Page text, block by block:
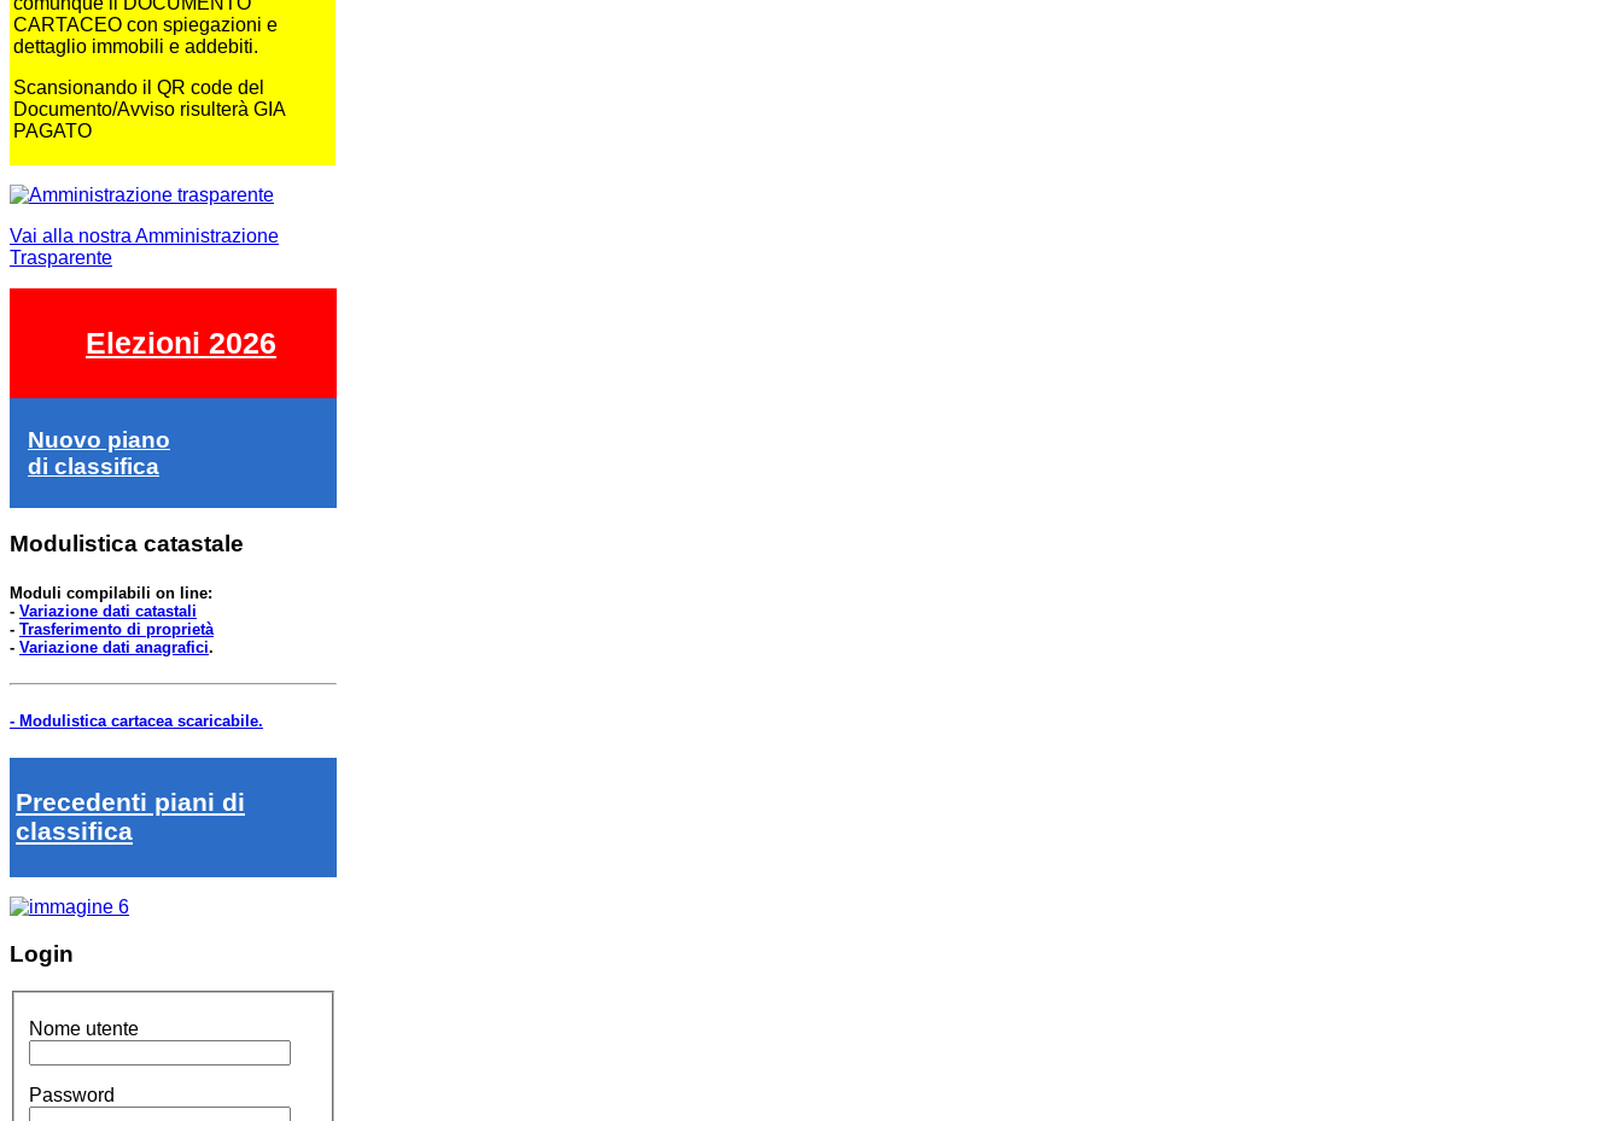
CARTACEO con spiegazioni e
dettaglio immobili e addebiti.
Scansionando il QR code del
Documento/Avviso risulterà GIA
PAGATO
Vai alla nostra Amministrazione
Trasparente
Elezioni 2026
Nuovo piano
di classifica
Modulistica catastale
Moduli compilabili on line:
- Variazione dati catastali
- Trasferimento di proprietà
- Variazione dati anagrafici.
- Modulistica cartacea scaricabile.
Precedenti piani di
classifica
Login
Nome utente
Password